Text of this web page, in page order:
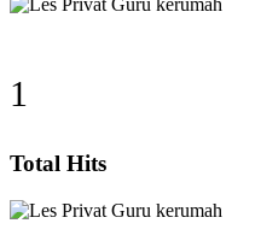
1
Total Hits